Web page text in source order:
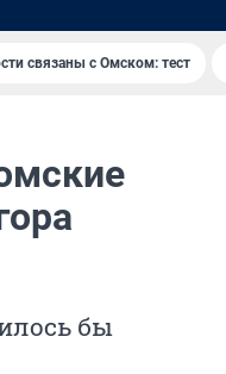
связаны с Омском: тест
бы